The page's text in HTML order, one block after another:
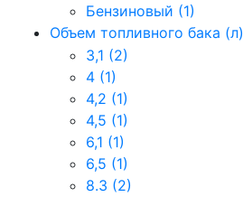
Бензиновый (1)
Объем топливного бака (л)
3,1 (2)
4 (1)
4,2 (1)
4,5 (1)
6,1 (1)
6,5 (1)
8.3 (2)